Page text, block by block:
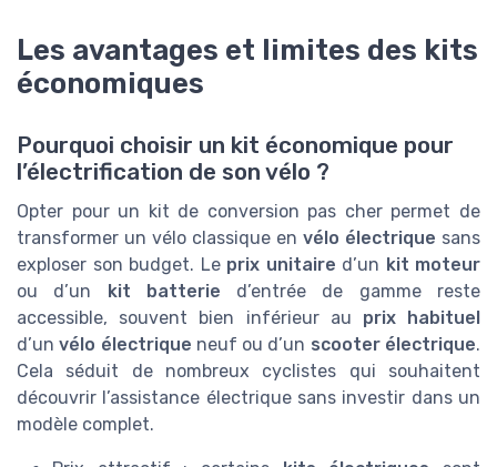
Les avantages et limites des kits
économiques
Pourquoi choisir un kit économique pour
l’électrification de son vélo ?
Opter pour un kit de conversion pas cher permet de
transformer un vélo classique en vélo électrique sans
exploser son budget. Le prix unitaire d’un kit moteur
ou d’un kit batterie d’entrée de gamme reste
accessible, souvent bien inférieur au prix habituel
d’unvélo électrique neuf ou d’un scooter électrique.
Cela séduit de nombreux cyclistes qui souhaitent
découvrir l’assistance électrique sans investir dans un
modèle complet.